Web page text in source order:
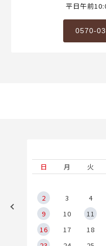
平日午前
0570-
日
月 火
2
3 4
9
10 11
16
17 18